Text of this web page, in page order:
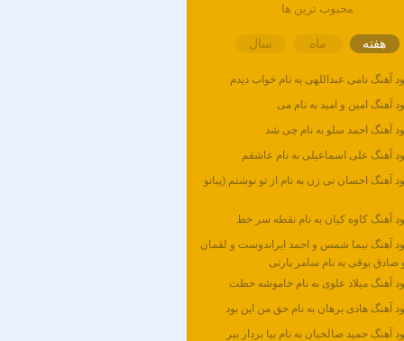
سارن
محبوب ترین ها
هفته ماه سال
آهنگ نامی عبداللهی به نام خواب دیدم
آهنگ امین و امید به نام می
آهنگ احمد سلو به نام چی شد
آهنگ علی اسماعیلی به نام عاشقم
آهنگ احسان نی زن به نام از تو نوشتم (پیانو
آهنگ کاوه کیان به نام نقطه سر خط
آهنگ نیما شمس و احمد ایراندوست و لقمان
صادق بوقی به نام سامر پارتی
آهنگ میلاد علوی به نام خاموشه خطت
آهنگ هادی برهان به نام حق من این بود
آهنگ حمید صالحیان به نام بیا بردار ببر